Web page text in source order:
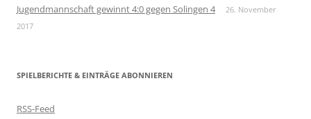
Jugendmannschaft gewinnt 4:0 gegen Solingen 4
26. November
2017
SPIELBERICHTE & EINTRÄGE ABONNIEREN
RSS-Feed